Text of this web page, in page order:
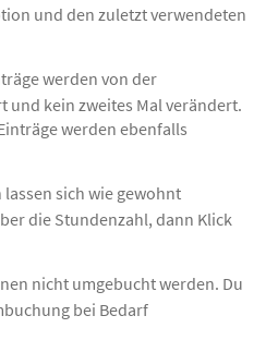
und den zuletzt verwendeten
werden von der
und kein zweites Mal verändert.
werden ebenfalls
sich wie gewohnt
die Stundenzahl, dann Klick
nicht umgebucht werden. Du
bei Bedarf